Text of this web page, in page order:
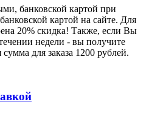
банковской картой при
картой на сайте. Для
20% скидка! Также, если Вы
недели - вы получите
для заказа 1200 рублей.